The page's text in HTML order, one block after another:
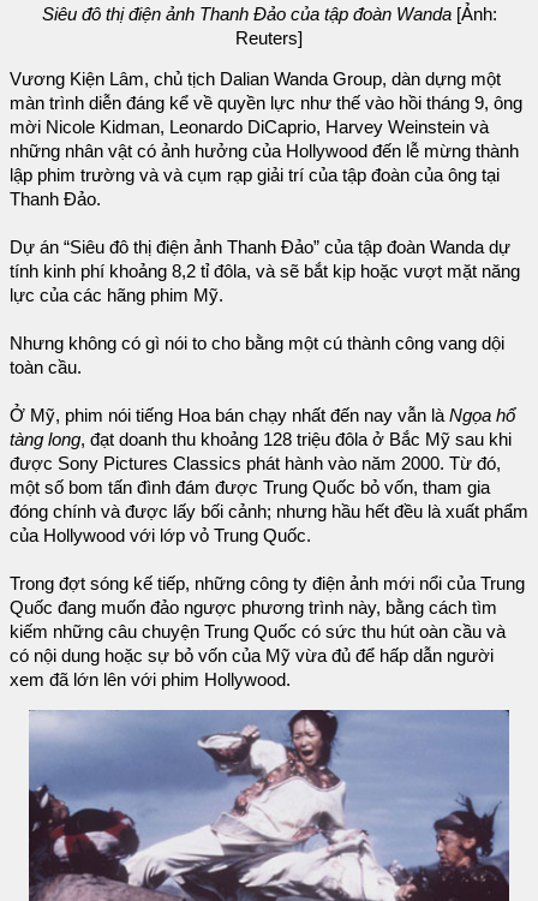
Siêu đô thị điện ảnh Thanh Đảo của tập đoàn Wanda[Ảnh:
Reuters]
Vương Kiện Lâm, chủ tịch Dalian Wanda Group, dàn dựng một
màn trình diễn đáng kể về quyền lực như thế vào hồi tháng 9, ông
mời Nicole Kidman, Leonardo DiCaprio, Harvey Weinstein và
những nhân vật có ảnh hưởng của Hollywood đến lễ mừng thành
lập phim trường và và cụm rạp giải trí của tập đoàn của ông tại
Thanh Đảo.
Dự án “Siêu đô thị điện ảnh Thanh Đảo” của tập đoàn Wanda dự
tính kinh phí khoảng 8,2 tỉ đôla, và sẽ bắt kịp hoặc vượt mặt năng
lực của các hãng phim Mỹ.
Nhưng không có gì nói to cho bằng một cú thành công vang dội
toàn cầu.
Ở Mỹ, phim nói tiếng Hoa bán chạy nhất đến nay vẫn làNgọa hổ
tàng long, đạt doanh thu khoảng 128 triệu đôla ở Bắc Mỹ sau khi
được Sony Pictures Classics phát hành vào năm 2000. Từ đó,
một số bom tấn đình đám được Trung Quốc bỏ vốn, tham gia
đóng chính và được lấy bối cảnh; nhưng hầu hết đều là xuất phẩm
của Hollywood với lớp vỏ Trung Quốc.
Trong đợt sóng kế tiếp, những công ty điện ảnh mới nổi của Trung
Quốc đang muốn đảo ngược phương trình này, bằng cách tìm
kiếm những câu chuyện Trung Quốc có sức thu hút oàn cầu và
có nội dung hoặc sự bỏ vốn của Mỹ vừa đủ để hấp dẫn người
xem đã lớn lên với phim Hollywood.